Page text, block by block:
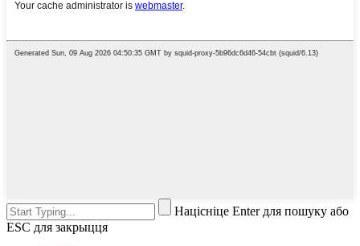
Націсніце Enter для пошуку або
ESC для закрыцця